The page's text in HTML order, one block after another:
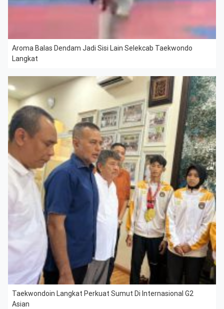
Aroma Balas Dendam Jadi Sisi Lain Selekcab Taekwondo
Langkat
Taekwondoin Langkat Perkuat Sumut Di Internasional G2
Asian